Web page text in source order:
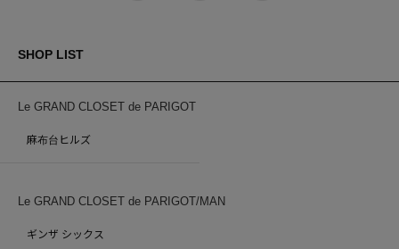
SHOP LIST
Le GRAND CLOSET de PARIGOT
麻布台ヒルズ
Le GRAND CLOSET de PARIGOT/MAN
ギンザ シックス